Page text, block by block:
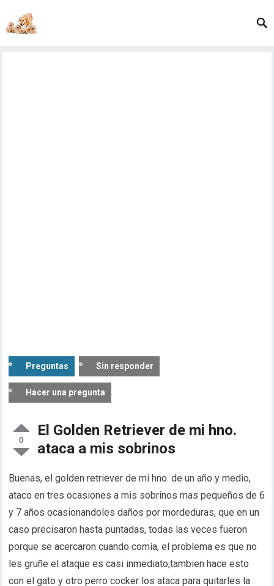
Preguntas Sin responder
Hacer una pregunta
0
El Golden Retriever de mi hno.
ataca a mis sobrinos
Buenas, el golden retriever de mi hno. de un año y medio,
ataco en tres ocasiones a mis sobrinos mas pequeños de 6
y 7 años ocasionandoles daños por mordeduras, que en un
caso precisaron hasta puntadas, todas las veces fueron
porque se acercaron cuando comía, el problema es que no
les gruñe el ataque es casi inmediato,tambien hace esto
con el gato y otro perro cocker los ataca para quitarles la